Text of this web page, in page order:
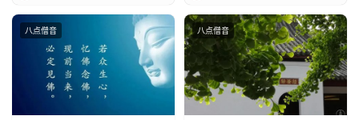
八点僧音 八点僧音